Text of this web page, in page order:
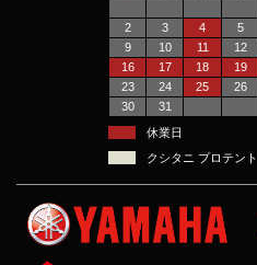
2
3 4 5
9
10 11 12
16
17 18 19
23
24 25 26
30
31
休業日
クシタニ プロテント